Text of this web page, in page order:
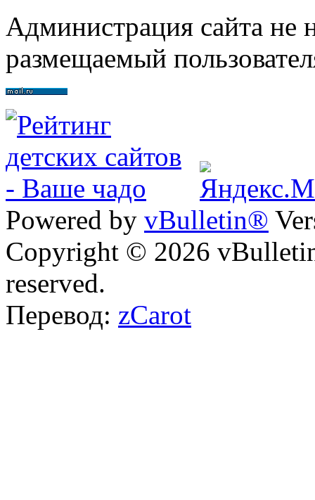
Администрация сайта не
размещаемый
Powered by vBulletin®
Copyright © 2026
reserved.
Перевод: zCarot